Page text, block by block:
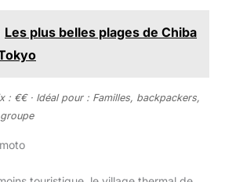
Les plus belles plages de Chiba
: €€ · Idéal pour : Familles, backpackers,